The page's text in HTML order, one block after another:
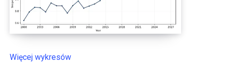
Więcej wykresów